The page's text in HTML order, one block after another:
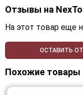
Отзывы на
На этот товар еще
ОСТАВИТЬ
Похожие товары